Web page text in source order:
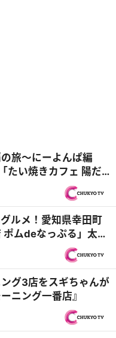
旅～にーよんぱ編
たい焼きカフェ 陽だ
豊富なアレンジたい
堂」お値打ちなスイ
！？『PS純金（ゴー
ルメ！愛知県幸田町
ポムdeなっぷる」太っ
岡崎市「パティスリ
ームもりもりバナナ
ールド）』
グ3店をスギちゃんが
ニング一番店』